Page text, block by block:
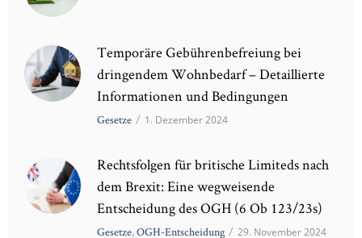
Temporäre Gebührenbefreiung bei
dringendem Wohnbedarf – Detaillierte
Informationen und Bedingungen
Gesetze / 1. Dezember 2024
Rechtsfolgen für britische Limiteds nach
dem Brexit: Eine wegweisende
Entscheidung des OGH (6 Ob 123/23s)
Gesetze,OGH-Entscheidung / 29. November 2024